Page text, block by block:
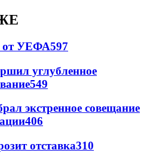
от УЕФА597
углубленное
549
экстренное совещание
406
отставка310